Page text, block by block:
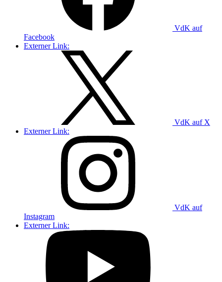
VdK auf
Facebook
Externer Link:
VdK auf X
Externer Link:
VdK auf
Instagram
Externer Link: